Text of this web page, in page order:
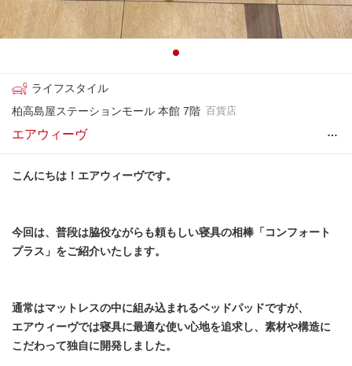
ライフスタイル
柏高島屋ステーションモール 本館 7階 百貨店
エアウィーヴ …
こんにちは！エアウィーヴです。
今回は、普段は脇役ながらも頼もしい寝具の相棒「コンフォート
プラス」をご紹介いたします。
通常はマットレスの中に組み込まれるベッドパッドですが、
エアウィーヴでは寝具に最適な使い心地を追求し、素材や構造に
こだわって独自に開発しました。